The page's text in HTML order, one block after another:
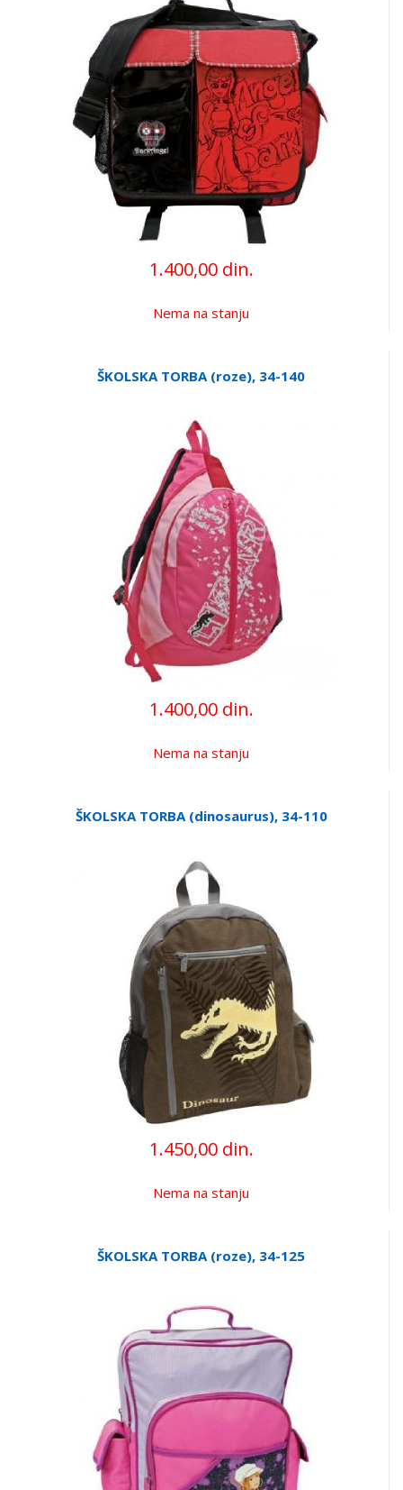
1.400,00 din.
Nema na stanju
ŠKOLSKA TORBA (roze), 34-140
1.400,00 din.
Nema na stanju
ŠKOLSKA TORBA (dinosaurus), 34-110
1.450,00 din.
Nema na stanju
ŠKOLSKA TORBA (roze), 34-125